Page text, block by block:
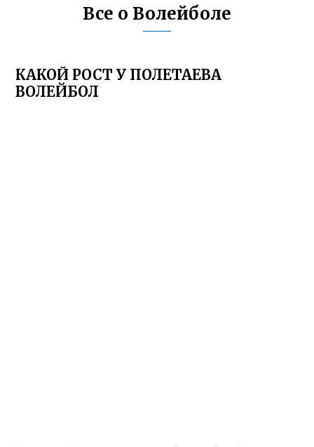
Все о Волейболе
КАКОЙ РОСТ У ПОЛЕТАЕВА
ВОЛЕЙБОЛ